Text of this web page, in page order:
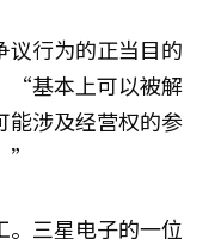
议行为的正当目的
“基本上可以被解
能涉及经营权的参
”
。三星电子的一位